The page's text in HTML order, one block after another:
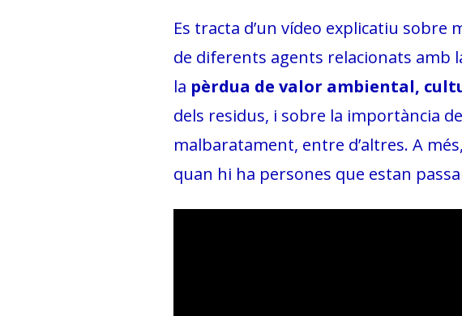
Es tracta d’un vídeo explicatiu
de diferents agents relacionats amb
la pèrdua de valor ambiental,
dels residus, i sobre la importància
malbaratament, entre d’altres. A
quan hi ha persones que estan